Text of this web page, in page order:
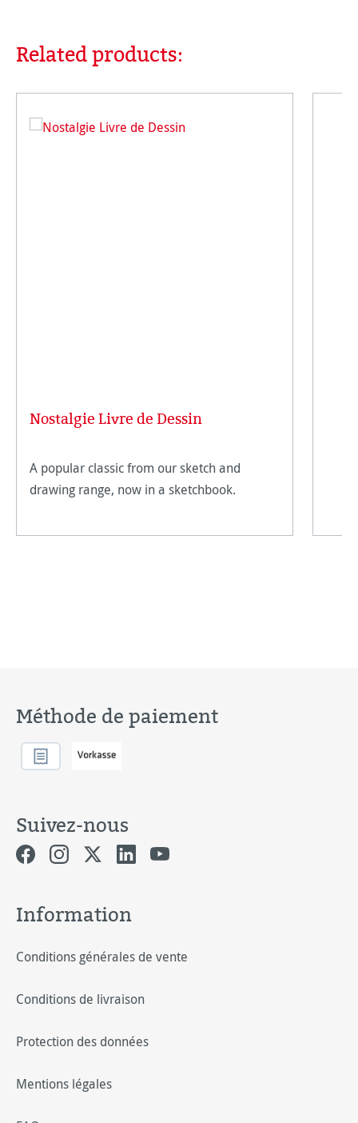
Ignorer la galerie de produits
Related products:
Nostalgie Livre de Dessin
A popular classic from our sketch and
drawing range, now in a sketchbook.
Méthode de paiement
Suivez-nous
Information
Conditions générales de vente
Conditions de livraison
Protection des données
Mentions légales